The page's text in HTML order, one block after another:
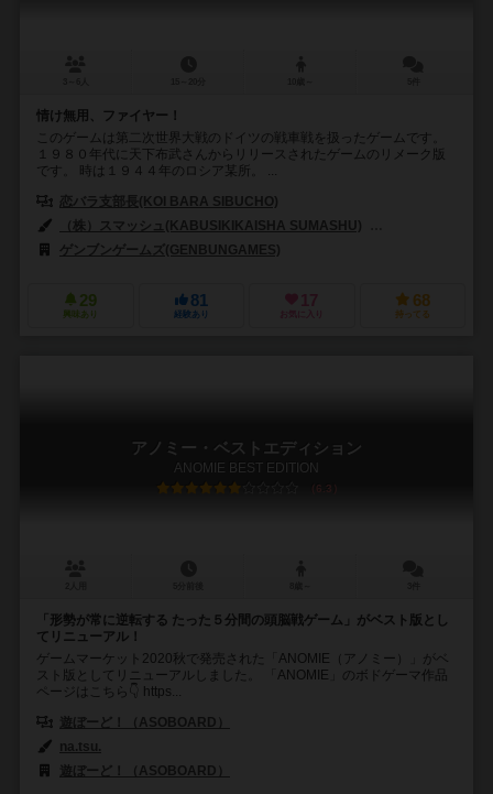
情け無用、ファイヤー！
このゲームは第二次世界大戦のドイツの戦車戦を扱ったゲームです。
１９８０年代に天下布武さんからリリースされたゲームのリメーク版
です。 時は１９４４年のロシア某所。 ...
恋バラ支部長(KOI BARA SIBUCHO)
（株）スマッシュ(KABUSIKIKAISHA SUMASHU)
ゲンブンゲームズ(GENBUNGAMES)
29
興味あり
81
経験あり
17
お気に入り
68
持ってる
アノミー・ベストエディション
ANOMIE BEST EDITION
6.3
「形勢が常に逆転する たった５分間の頭脳戦ゲーム」がベスト版とし
てリニューアル！
ゲームマーケット2020秋で発売された「ANOMIE（アノミー）」がベ
スト版としてリニューアルしました。 「ANOMIE」のボドゲーマ作品
ページはこちら👇 https...
遊ぼーど！（ASOBOARD）
na.tsu.
遊ぼーど！（ASOBOARD）